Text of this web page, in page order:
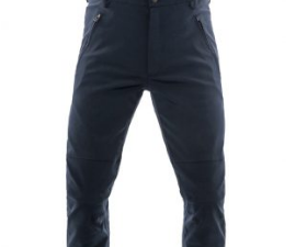
desideri